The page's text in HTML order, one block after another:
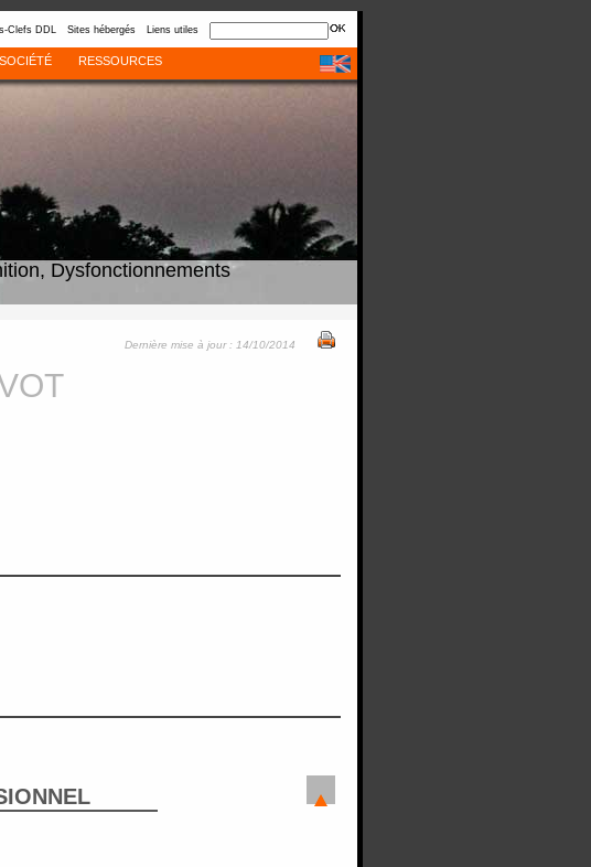
Clefs DDL Sites hébergés Liens utiles
RESSOURCES
Dysfonctionnements
Dernière mise à jour : 14/10/2014